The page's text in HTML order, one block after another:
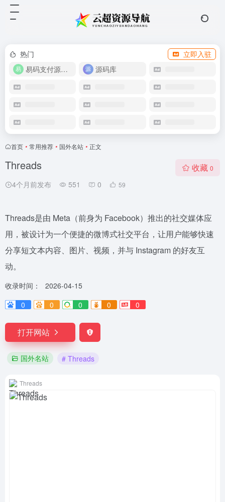
热门
立即入驻
易码支付源码下载
源码库
首页 • 常用推荐 • 国外名站 • 正文
Threads
4个月前发布 551 0 59
收藏 0
Threads是由 Meta（前身为 Facebook）推出的社交媒体应
用，被设计为一个便捷的微博式社交平台，让用户能够快速
分享短文本内容、图片、视频，并与 Instagram 的好友互
动。
收录时间：
2026-04-15
0
0 0 0 0
打开网站
国外名站 # Threads
Threads